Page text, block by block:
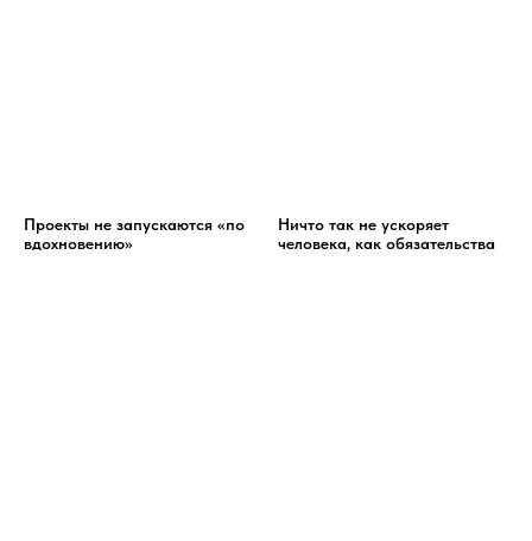
Проекты не запускаются «по
вдохновению»
Ничто так не ускоряет
человека, как обязательства